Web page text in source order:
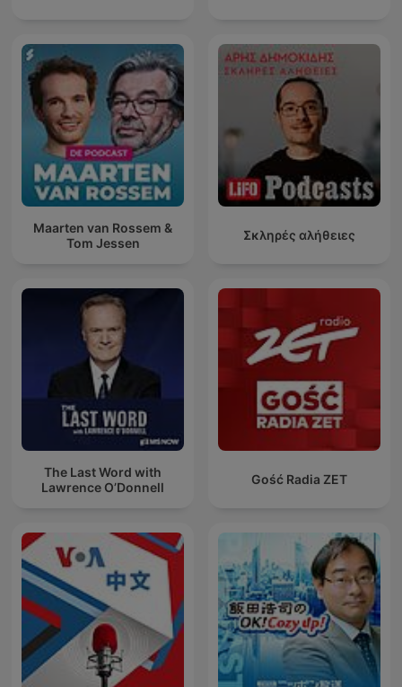
Maarten van Rossem &
Tom Jessen
Σκληρές αλήθειες
The Last Word with
Lawrence O’Donnell
Gość Radia ZET